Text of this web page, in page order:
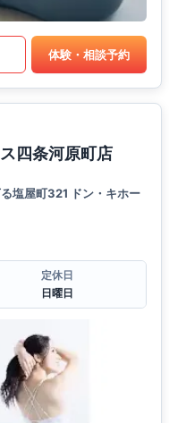
体験・相談予約
四条河原町店
塩屋町321 ドン・キホー
定休日
日曜日